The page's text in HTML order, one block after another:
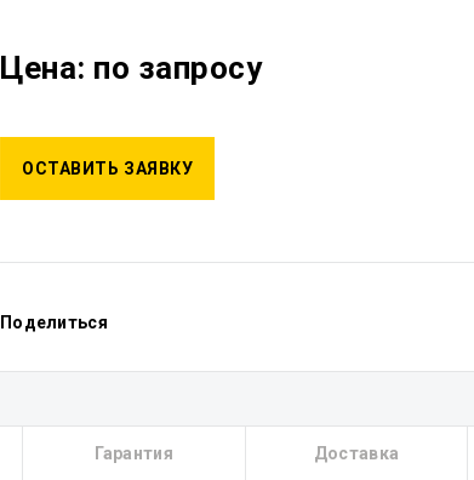
Цена: по запросу
ОСТАВИТЬ ЗАЯВКУ
Поделиться
Гарантия Доставка